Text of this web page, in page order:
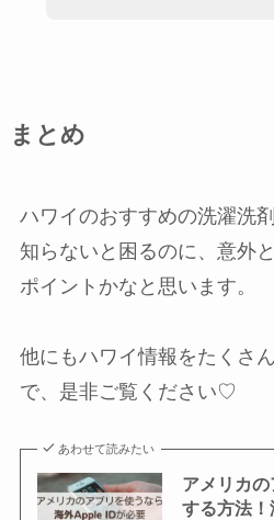
まとめ
ハワイのおすすめの洗濯洗
知らないと困るのに、意外
ポイントかなと思います。
他にもハワイ情報をたくさ
で、是非ご覧ください♡
あわせて読みたい
アメリカ
する方法